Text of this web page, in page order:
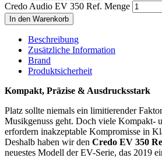
Credo Audio EV 350 Ref. Menge
In den Warenkorb
Beschreibung
Zusätzliche Information
Brand
Produktsicherheit
Kompakt, Präzise & Ausdrucksstark
Platz sollte niemals ein limitierender
Musikgenuss geht. Doch viele Kompakt-
erfordern inakzeptable Kompromisse in
Deshalb haben wir den Credo EV 350
neuestes Modell der EV-Serie, das 2019